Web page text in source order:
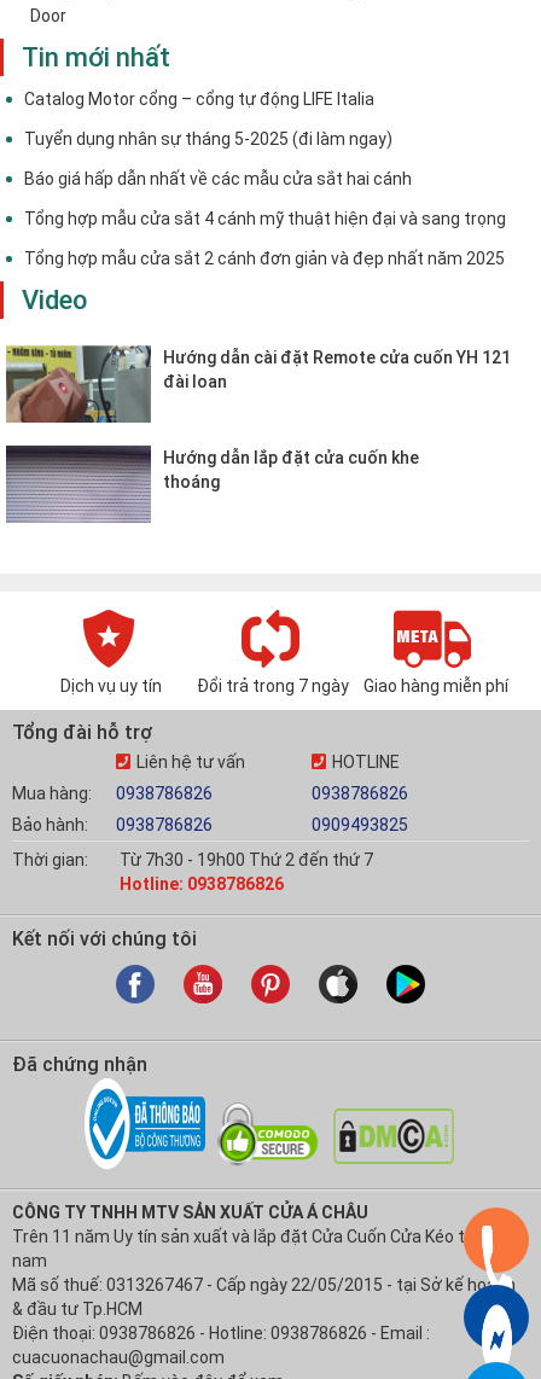
Door
Tin mới nhất
Catalog Motor cổng – cổng tự động LIFE Italia
Tuyển dụng nhân sự tháng 5-2025 (đi làm ngay)
Báo giá hấp dẫn nhất về các mẫu cửa sắt hai cánh
Tổng hợp mẫu cửa sắt 4 cánh mỹ thuật hiện đại và sang trọng
Tổng hợp mẫu cửa sắt 2 cánh đơn giản và đẹp nhất năm 2025
Video
Hướng dẫn cài đặt Remote cửa cuốn YH 121
đài loan
Hướng dẫn lắp đặt cửa cuốn khe
thoáng
Dịch vụ uy tín Đổi trả trong 7 ngày Giao hàng miễn phí
Tổng đài hỗ trợ
Mua hàng:
Bảo hành:
Liên hệ tư vấn
0938786826
0938786826
HOTLINE
0938786826
0909493825
Thời gian:
Từ 7h30 - 19h00 Thứ 2 đến thứ 7
Hotline: 0938786826
Kết nối với chúng tôi
Đã chứng nhận
CÔNG TY TNHH MTV SẢN XUẤT CỬA Á CHÂU
Trên 11 năm Uy tín sản xuất và lắp đặt Cửa Cuốn Cửa Kéo tại Việt
nam
Mã số thuế: 0313267467 - Cấp ngày 22/05/2015 - tại Sở kế hoạch
& đầu tư Tp.HCM
Điện thoại: 0938786826 - Hotline: 0938786826 - Email :
cuacuonachau@gmail.com